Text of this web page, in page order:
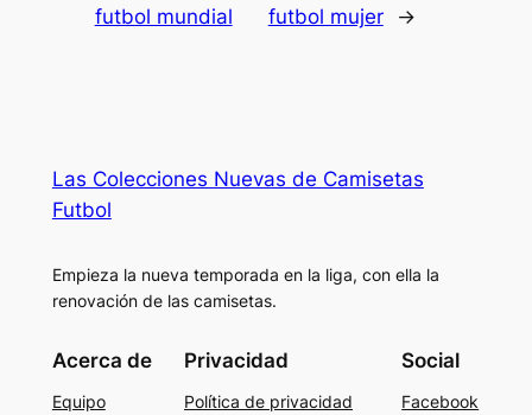
futbol mundial
futbol mujer
→
Las Colecciones Nuevas de Camisetas
Futbol
Empieza la nueva temporada en la liga, con ella la
renovación de las camisetas.
Acerca de
Equipo
Privacidad
Política de privacidad
Social
Facebook